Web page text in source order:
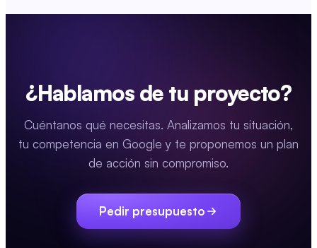
¿Hablamos de tu proyecto?
Cuéntanos qué necesitas. Analizamos tu situación,
tu competencia en Google y te proponemos un plan
de acción sin compromiso.
Pedir presupuesto